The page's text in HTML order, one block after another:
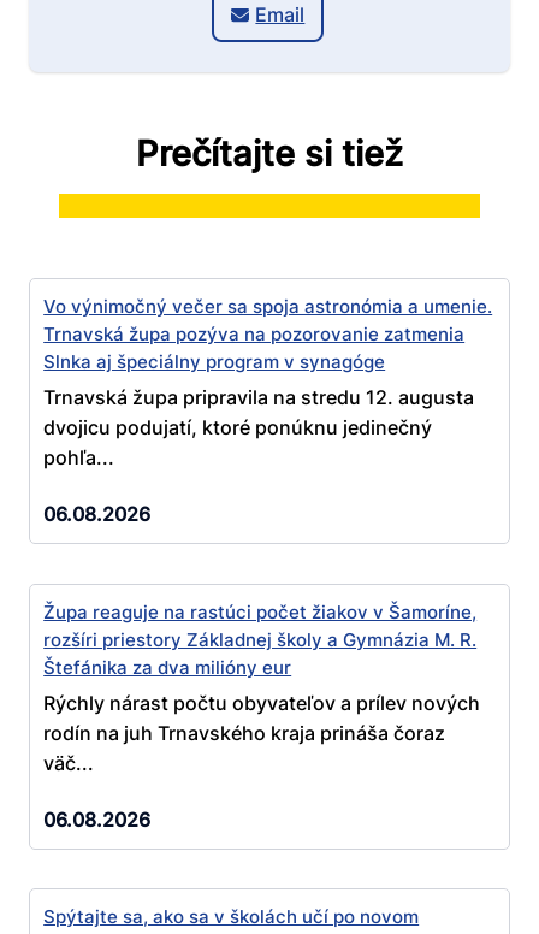
Email
Prečítajte si tiež
Vo výnimočný večer sa spoja astronómia a umenie.
Trnavská župa pozýva na pozorovanie zatmenia
Slnka aj špeciálny program v synagóge
Trnavská župa pripravila na stredu 12. augusta
dvojicu podujatí, ktoré ponúknu jedinečný
pohľa...
06.08.2026
Župa reaguje na rastúci počet žiakov v Šamoríne,
rozšíri priestory Základnej školy a Gymnázia M. R.
Štefánika za dva milióny eur
Rýchly nárast počtu obyvateľov a prílev nových
rodín na juh Trnavského kraja prináša čoraz
väč...
06.08.2026
Spýtajte sa, ako sa v školách učí po novom